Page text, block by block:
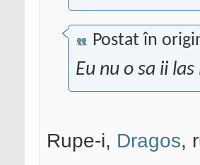
Postat în
Eu nu o sa ii las
Rupe-i, Dragos,